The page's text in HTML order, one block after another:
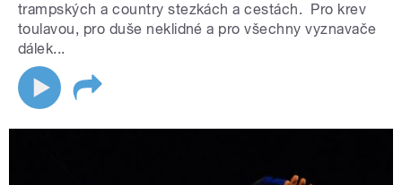
trampských a country stezkách a cestách. Pro krev
toulavou, pro duše neklidné a pro všechny vyznavače
dálek...